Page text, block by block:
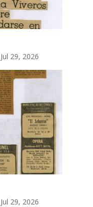
Jul 29, 2026
Jul 29, 2026